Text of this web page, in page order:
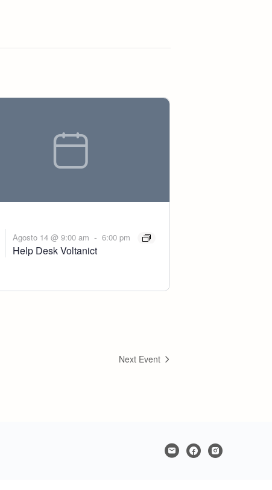
Agosto 14 @ 9:00 am - 6:00 pm
Help Desk Voltanict
Next Event